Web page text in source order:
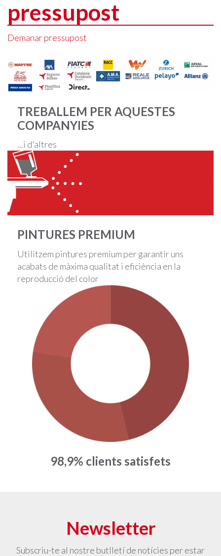
pressupost
Demanar pressupost
TREBALLEM PER AQUESTES
COMPANYIES
...i d'altres
PINTURES PREMIUM
Utilitzem pintures premium per garantir uns
acabats de màxima qualitat i eficiència en la
reproducció del color
98,9% clients satisfets
Newsletter
Subscriu-te al nostre butlletí de notícies per estar